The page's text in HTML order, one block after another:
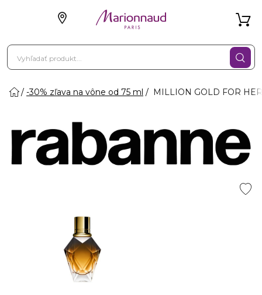
-30% zľava na vône od 75 ml MILLION GOLD FOR